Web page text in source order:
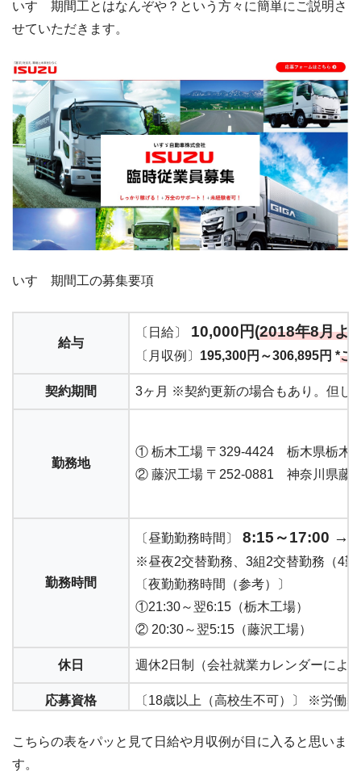
いすゞ期間工とはなんぞや？という方々に簡単にご説明さ
せていただきます。
いすゞ期間工の募集要項
給与
〔日給〕 10,000円(2018年8月よ
〔月収例〕 195,300円～306,895円 *こ
契約期間 3ヶ月 ※契約更新の場合もあり。但し
勤務地
① 栃木工場 〒329-4424 栃木県栃木
② 藤沢工場 〒252-0881 神奈川県藤
勤務時間
〔昼勤勤務時間〕 8:15～17:00 →
※昼夜2交替勤務、3組2交替勤務（4
〔夜勤勤務時間（参考）〕
①21:30～翌6:15（栃木工場）
② 20:30～翌5:15（藤沢工場）
休日 週休2日制（会社就業カレンダーによ
応募資格 〔18歳以上（高校生不可）〕 ※労働
社員登用について 実績有
こちらの表をパッと見て日給や月収例が目に入ると思いま
す。